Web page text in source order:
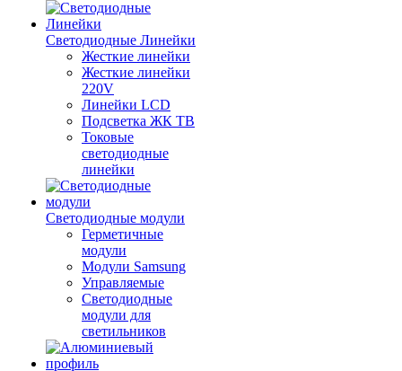
Светодиодные Линейки
Жесткие линейки
Жесткие линейки
220V
Линейки LCD
Подсветка ЖК ТВ
Токовые
светодиодные
линейки
Светодиодные модули
Герметичные
модули
Модули Samsung
Управляемые
Светодиодные
модули для
светильников